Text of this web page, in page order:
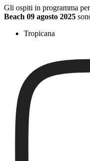
Gli ospiti in programma per
Beach 09 agosto 2025
Tropicana